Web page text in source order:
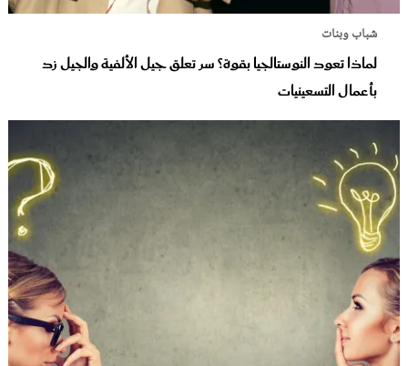
شباب وبنات
لماذا تعود النوستالجيا بقوة؟ سر تعلق جيل الألفية والجيل زد
بأعمال التسعينيات